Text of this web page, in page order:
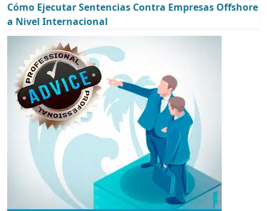
Cómo Ejecutar Sentencias Contra Empresas Offshore
a Nivel Internacional